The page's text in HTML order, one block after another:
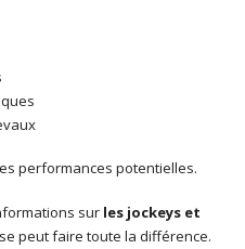
performances potentielles.
sur les jockeys et
peut faire toute la différence.